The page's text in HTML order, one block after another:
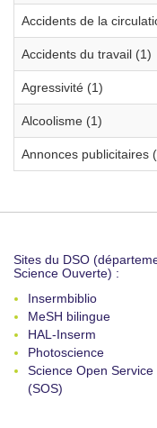
Accidents de la
Accidents du travail (1)
Agressivité (1)
Alcoolisme (1)
Annonces publicitaires
Sites du DSO
Science Ouverte) :
Insermbiblio
MeSH bilingue
HAL-Inserm
Photoscience
Science Open Service
(SOS)